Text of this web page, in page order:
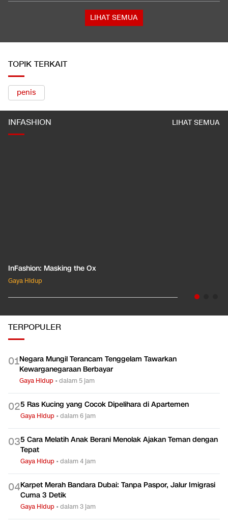
LIHAT SEMUA
TOPIK TERKAIT
penis
INFASHION LIHAT SEMUA
InFashion: Masking the Ox
Gaya Hidup
TERPOPULER
01Negara Mungil Terancam Tenggelam Tawarkan
Kewarganegaraan Berbayar
Gaya Hidup •dalam 5 jam
025 Ras Kucing yang Cocok Dipelihara di Apartemen
Gaya Hidup •dalam 6 jam
035 Cara Melatih Anak Berani Menolak Ajakan Teman dengan
Tepat
Gaya Hidup •dalam 4 jam
04Karpet Merah Bandara Dubai: Tanpa Paspor, Jalur Imigrasi
Cuma 3 Detik
Gaya Hidup •dalam 3 jam